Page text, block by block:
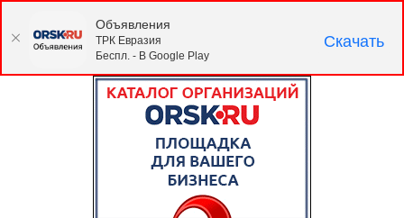
Объявления
ТРК Евразия
Беспл. - В Google Play
Скачать